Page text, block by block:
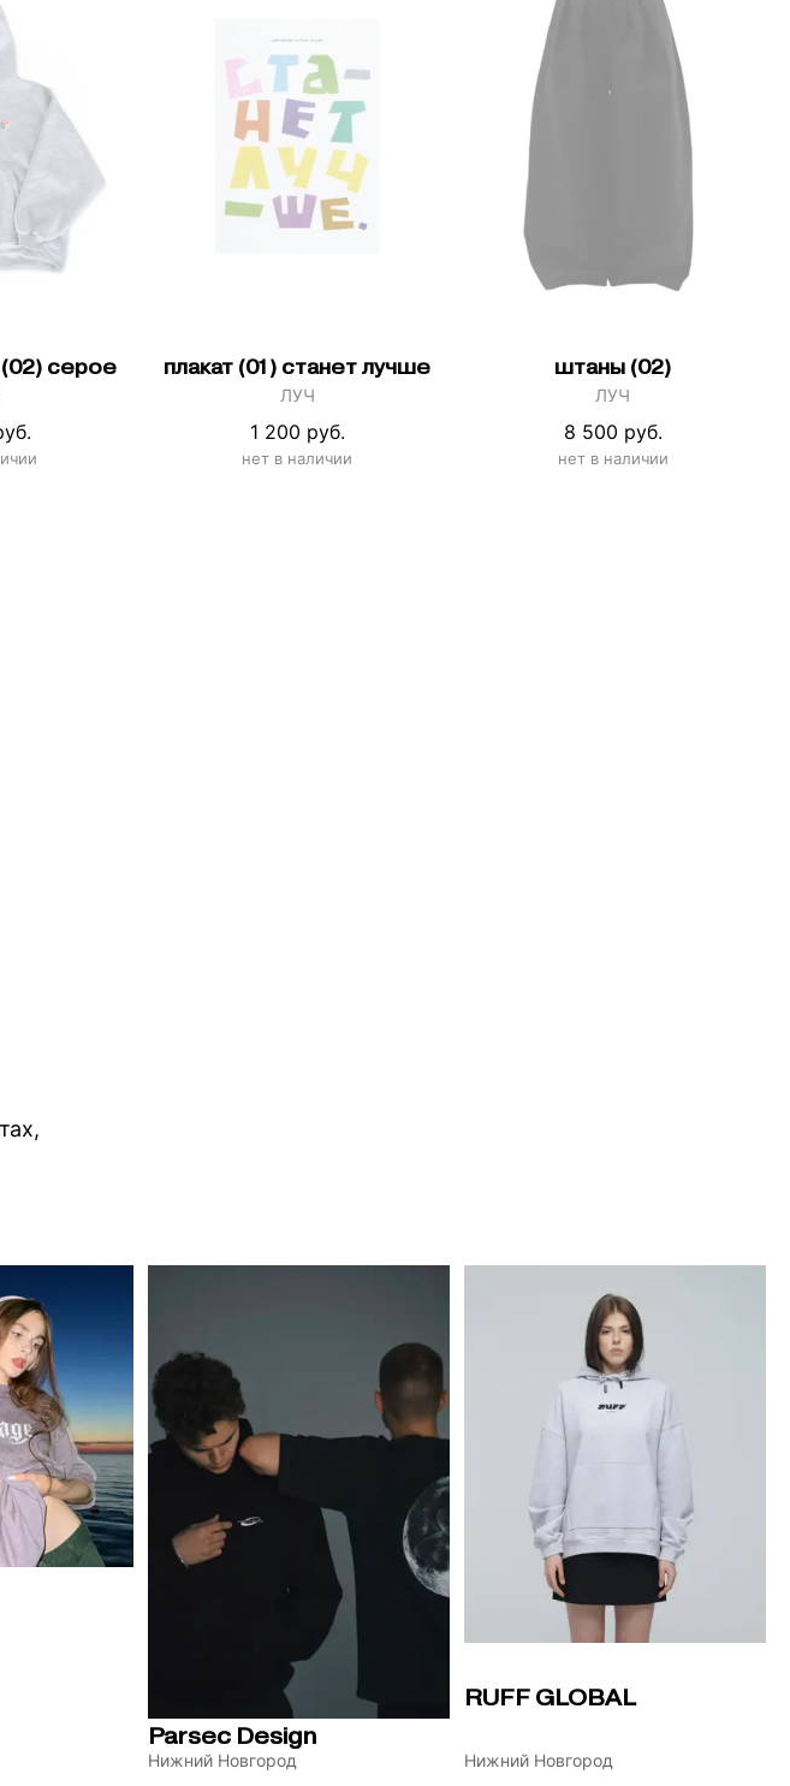
серое плакат (01) станет лучше
ЛУЧ
1 200 руб.
нет в наличии
штаны (02)
ЛУЧ
8 500 руб.
нет в наличии
Parsec Design
Нижний Новгород
RUFF GLOBAL
Нижний Новгород